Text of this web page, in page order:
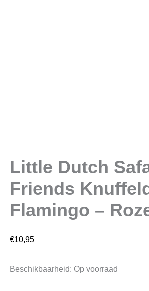
Little Dutch
Friends
Flamingo –
€10,95
Beschikbaarheid: Op voorraad